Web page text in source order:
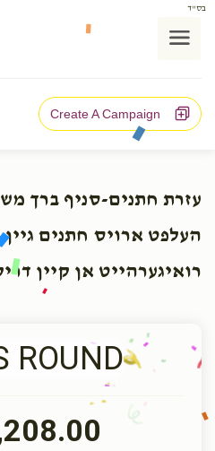
בס"ד
Create A Campaign
עזרת חתנים-סניף ברך
העלפט ארויס חתנים
רואיגערהייט אן קיין
ROUND